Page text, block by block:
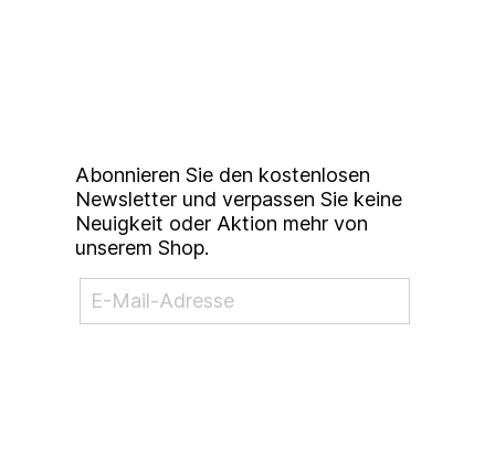
Abonnieren Sie den kostenlosen
Newsletter und verpassen Sie keine
Neuigkeit oder Aktion mehr von
unserem Shop.